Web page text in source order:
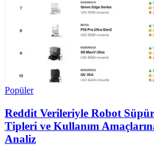
Popüler
Reddit Verileriyle Robot
Tipleri ve Kullanım
Analiz